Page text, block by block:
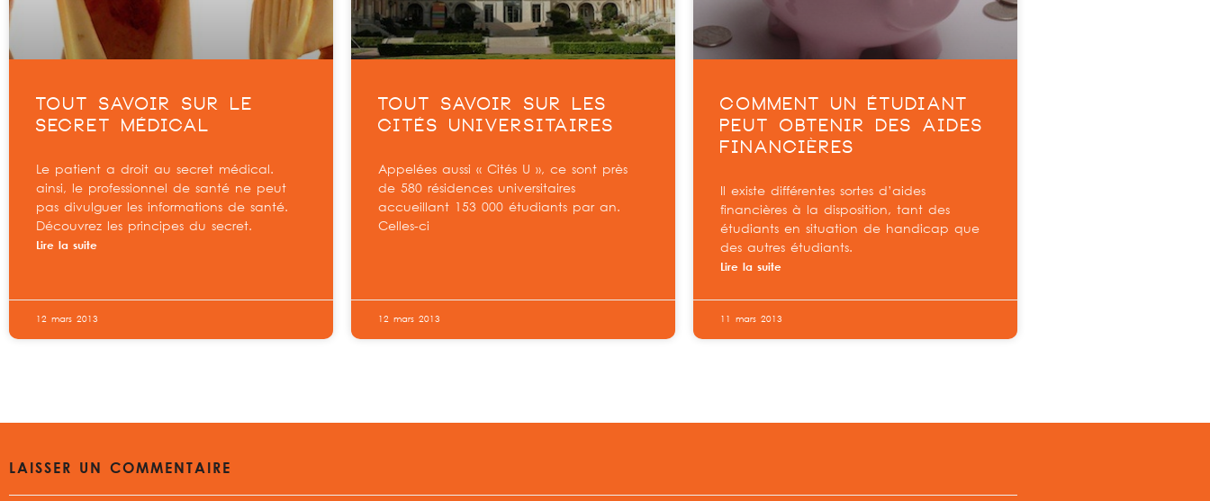
TOUT SAVOIR SUR LE
SECRET MÉDICAL
Le patient a droit au secret médical.
ainsi, le professionnel de santé ne peut
pas divulguer les informations de santé.
Découvrez les principes du secret.
Lire la suite
12 mars 2013
TOUT SAVOIR SUR LES
CITÉS UNIVERSITAIRES
Appelées aussi « Cités U », ce sont près
de 580 résidences universitaires
accueillant 153 000 étudiants par an.
Celles-ci
12 mars 2013
COMMENT UN ÉTUDIANT
PEUT OBTENIR DES AIDES
FINANCIÈRES
Il existe différentes sortes d’aides
financières à la disposition, tant des
étudiants en situation de handicap que
des autres étudiants.
Lire la suite
11 mars 2013
LAISSER UN COMMENTAIRE